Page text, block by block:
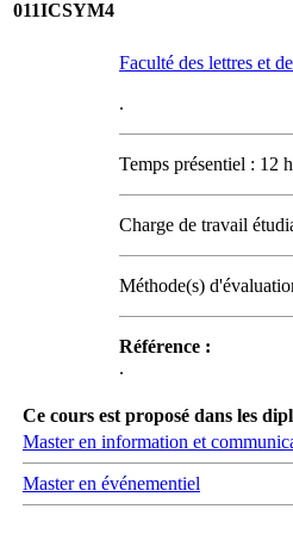
011ICSYM4
Faculté des lettres et
.
Temps présentiel : 12
Charge de travail
Méthode(s)
Référence :
.
Ce cours est proposé dans les
Master en information et
Master en événementiel